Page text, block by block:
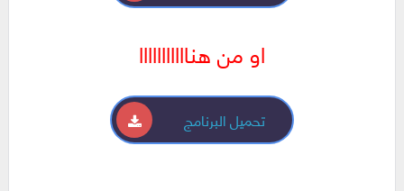
او من هنااااااااااا
تحميل البرنامج